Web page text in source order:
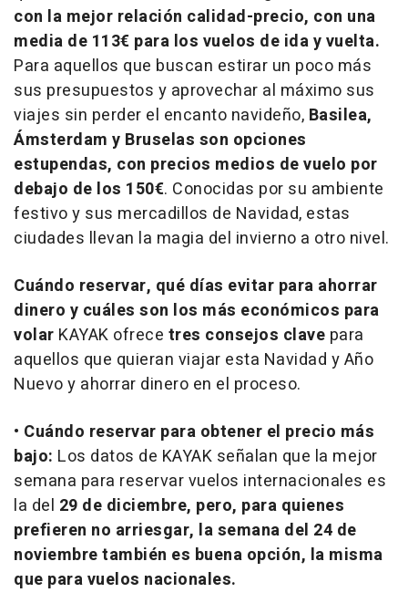
con la mejor relación calidad-precio, con una
media de 113€ para los vuelos de ida y vuelta.
Para aquellos que buscan estirar un poco más
sus presupuestos y aprovechar al máximo sus
viajes sin perder el encanto navideño, Basilea,
Ámsterdam y Bruselas son opciones
estupendas, con precios medios de vuelo por
debajo de los 150€. Conocidas por su ambiente
festivo y sus mercadillos de Navidad, estas
ciudades llevan la magia del invierno a otro nivel.
Cuándo reservar, qué días evitar para ahorrar
dinero y cuáles son los más económicos para
volar KAYAK ofrece tres consejos clave para
aquellos que quieran viajar esta Navidad y Año
Nuevo y ahorrar dinero en el proceso.
• Cuándo reservar para obtener el precio más
bajo: Los datos de KAYAK señalan que la mejor
semana para reservar vuelos internacionales es
la del 29 de diciembre, pero, para quienes
prefieren no arriesgar, la semana del 24 de
noviembre también es buena opción, la misma
que para vuelos nacionales.